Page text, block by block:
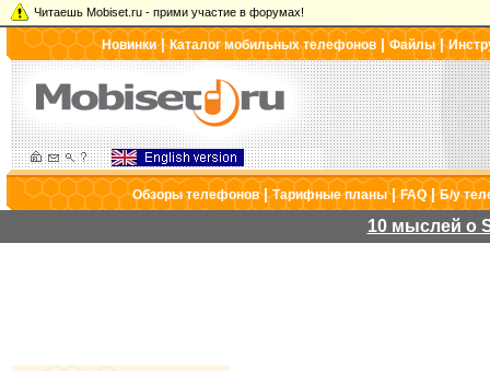
Читаешь Mobiset.ru - прими участие в форумах!
Новинки|Каталог мобильных телефонов |Файлы|
Обзоры телефонов|Тарифные планы|FAQ|Б/у
10 мыслей о